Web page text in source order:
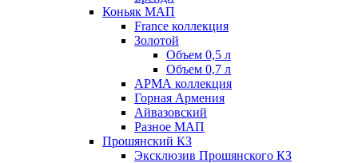
Коньяк МАП
France коллекция
Золотой
Объем 0,5 л
Объем 0,7 л
АРМА коллекция
Горная Армения
Айвазовский
Разное МАП
Прошянский КЗ
Эксклюзив Прошянского КЗ